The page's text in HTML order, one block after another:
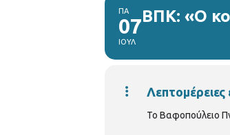
ΠΑ
07
ΙΟΥΛ
ΒΠΚ: «Ο
Το Βαφοπούλειο